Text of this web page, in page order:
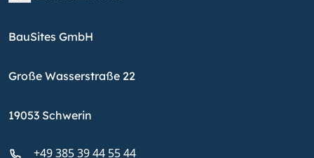
BauSites GmbH
Große Wasserstraße 22
19053 Schwerin
+49 385 39 44 55 44